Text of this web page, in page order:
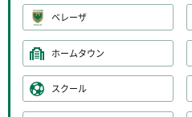
ベレーザ
ホームタウン
スクール